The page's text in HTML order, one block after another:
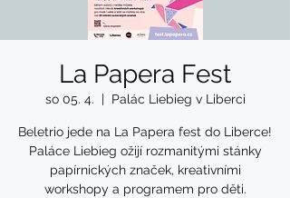
La Papera Fest
so 05. 4.
  |
Palác Liebieg v Liberci
Beletrio jede na La Papera fest do Liberce!
Paláce Liebieg ožijí rozmanitými stánky
papírnických značek, kreativními
workshopy a programem pro děti.